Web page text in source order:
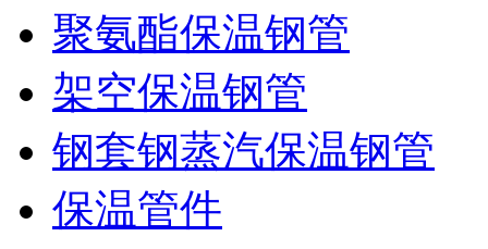
聚氨酯保温钢管
架空保温钢管
钢套钢蒸汽保温钢管
保温管件